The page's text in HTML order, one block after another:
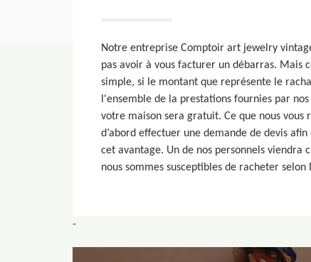
Notre entreprise Comptoir art jewelry
pas avoir à vous facturer un débarras. Mais
simple, si le montant que représente le
l'ensemble de la prestations fournies par
votre maison sera gratuit. Ce que nous vous
d’abord effectuer une demande de devis
cet avantage. Un de nos personnels viendra
nous sommes susceptibles de racheter
-